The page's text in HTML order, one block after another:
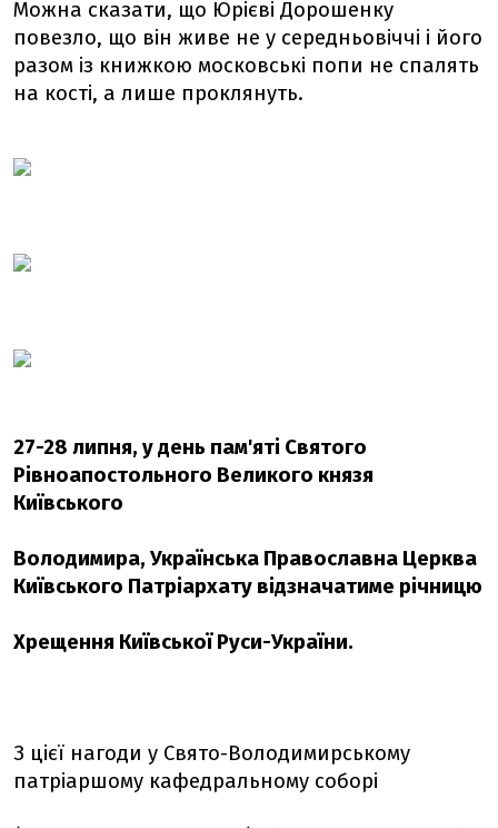
Можна сказати, що Юрієві Дорошенку
повезло, що він живе не у середньовіччі і його
разом із книжкою московські попи не спалять
на кості, а лише проклянуть.
27-28 липня, у день пам'яті Святого
Рівноапостольного Великого князя
Київського
Володимира, Українська Православна Церква
Київського Патріархату відзначатиме річницю
Хрещення Київської Руси-України.
З цієї нагоди у Свято-Володимирському
патріаршому кафедральному соборі